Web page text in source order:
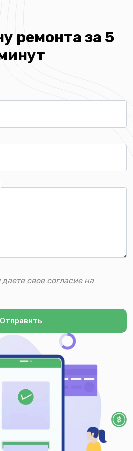
ремонта за 5
свое согласие на
Отправить